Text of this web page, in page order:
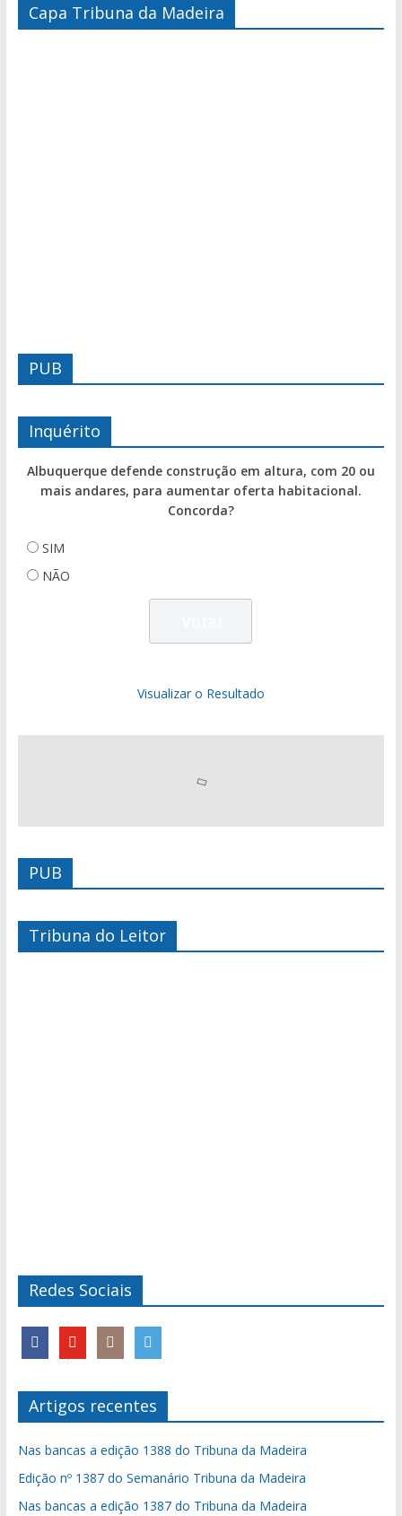
Capa Tribuna da Madeira
PUB
Inquérito
Albuquerque defende construção em altura, com 20 ou
mais andares, para aumentar oferta habitacional.
Concorda?
SIM
NÃO
Visualizar o Resultado
PUB
Tribuna do Leitor
Redes Sociais
Artigos recentes
Nas bancas a edição 1388 do Tribuna da Madeira
Edição nº 1387 do Semanário Tribuna da Madeira
Nas bancas a edição 1387 do Tribuna da Madeira